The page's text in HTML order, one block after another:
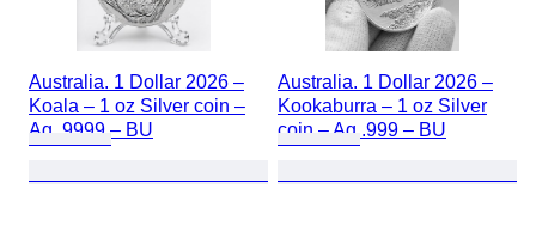
Australia. 1 Dollar 2026 –
Koala – 1 oz Silver coin –
Ag .9999 – BU
Australia. 1 Dollar 2026 –
Kookaburra – 1 oz Silver
coin – Ag .999 – BU